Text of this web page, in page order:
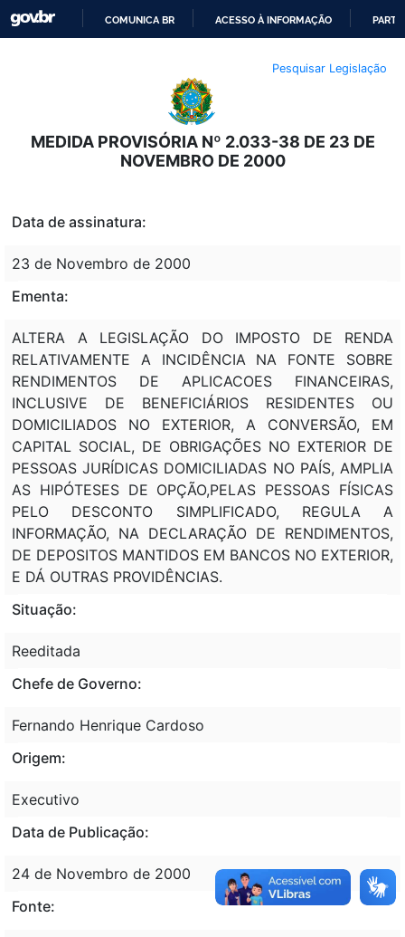
O
CONTEÚDO
COMUNICA BR ACESSO À INFORMAÇÃO
Pesquisar Legislação
MEDIDA PROVISÓRIA Nº 2.033-38 DE 23 DE
NOVEMBRO DE 2000
Data de assinatura:
23 de Novembro de 2000
Ementa:
ALTERA A LEGISLAÇÃO DO IMPOSTO DE RENDA
RELATIVAMENTE A INCIDÊNCIA NA FONTE SOBRE
RENDIMENTOS DE APLICACOES FINANCEIRAS,
INCLUSIVE DE BENEFICIÁRIOS RESIDENTES OU
DOMICILIADOS NO EXTERIOR, A CONVERSÃO, EM
CAPITAL SOCIAL, DE OBRIGAÇÕES NO EXTERIOR DE
PESSOAS JURÍDICAS DOMICILIADAS NO PAÍS, AMPLIA
AS HIPÓTESES DE OPÇÃO,PELAS PESSOAS FÍSICAS
PELO DESCONTO SIMPLIFICADO, REGULA A
INFORMAÇÃO, NA DECLARAÇÃO DE RENDIMENTOS,
DE DEPOSITOS MANTIDOS EM BANCOS NO EXTERIOR,
E DÁ OUTRAS PROVIDÊNCIAS.
Situação:
Reeditada
Chefe de Governo:
Fernando Henrique Cardoso
Origem:
Executivo
Data de Publicação:
24 de Novembro de 2000
Fonte: